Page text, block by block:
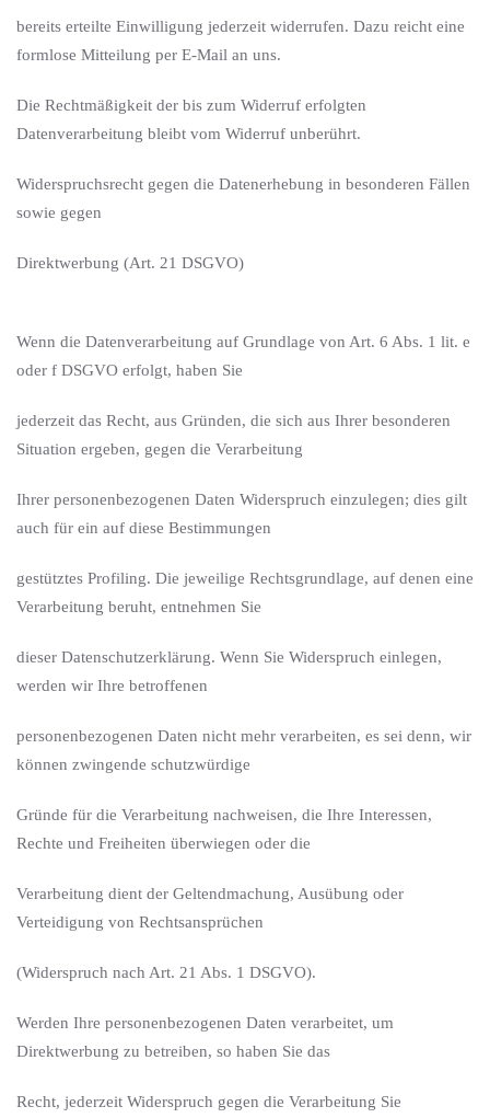
bereits erteilte Einwilligung jederzeit widerrufen. Dazu reicht eine
formlose Mitteilung per E-Mail an uns.
Die Rechtmäßigkeit der bis zum Widerruf erfolgten
Datenverarbeitung bleibt vom Widerruf unberührt.
Widerspruchsrecht gegen die Datenerhebung in besonderen Fällen
sowie gegen
Direktwerbung (Art. 21 DSGVO)
Wenn die Datenverarbeitung auf Grundlage von Art. 6 Abs. 1 lit. e
oder f DSGVO erfolgt, haben Sie
jederzeit das Recht, aus Gründen, die sich aus Ihrer besonderen
Situation ergeben, gegen die Verarbeitung
Ihrer personenbezogenen Daten Widerspruch einzulegen; dies gilt
auch für ein auf diese Bestimmungen
gestütztes Profiling. Die jeweilige Rechtsgrundlage, auf denen eine
Verarbeitung beruht, entnehmen Sie
dieser Datenschutzerklärung. Wenn Sie Widerspruch einlegen,
werden wir Ihre betroffenen
personenbezogenen Daten nicht mehr verarbeiten, es sei denn, wir
können zwingende schutzwürdige
Gründe für die Verarbeitung nachweisen, die Ihre Interessen,
Rechte und Freiheiten überwiegen oder die
Verarbeitung dient der Geltendmachung, Ausübung oder
Verteidigung von Rechtsansprüchen
(Widerspruch nach Art. 21 Abs. 1 DSGVO).
Werden Ihre personenbezogenen Daten verarbeitet, um
Direktwerbung zu betreiben, so haben Sie das
Recht, jederzeit Widerspruch gegen die Verarbeitung Sie